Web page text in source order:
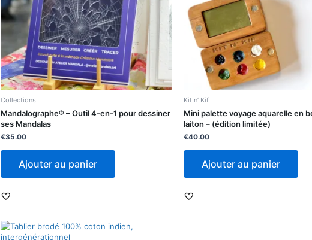
Collections
Mandalographe® – Outil 4-en-1 pour dessiner
ses Mandalas
€35.00
Ajouter au panier
Kit n’ Kif
Mini palette voyage aquarelle en
laiton – (édition limitée)
€40.00
Ajouter au panier